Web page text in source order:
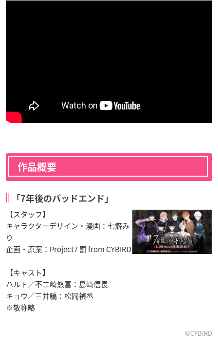
作品概要
「7年後のバッドエンド」
【スタッフ】
キャラクターデザイン・漫画：七癖み
り
企画・原案：Project7 罰 from CYBIRD
【キャスト】
ハルト／不二崎悠富：島﨑信長
キョウ／三井驕：松岡禎丞
※敬称略
©CYBIRD